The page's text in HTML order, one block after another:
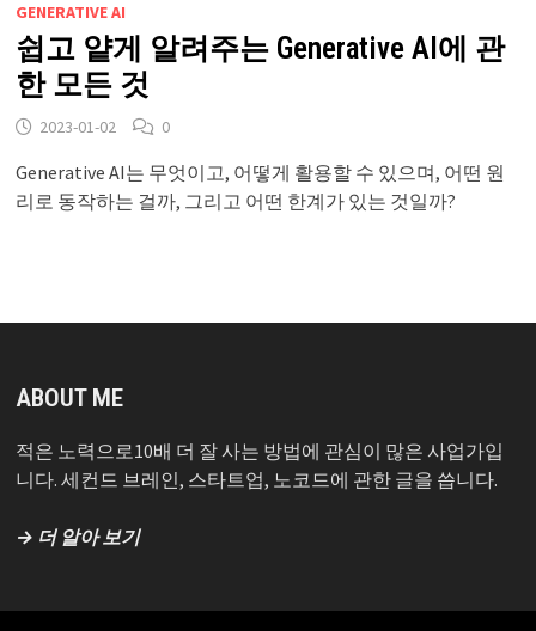
GENERATIVE AI
쉽고 얕게 알려주는 Generative AI에 관
한 모든 것
2023-01-02 0
Generative AI는 무엇이고, 어떻게 활용할 수 있으며, 어떤 원
리로 동작하는 걸까, 그리고 어떤 한계가 있는 것일까?
ABOUT ME
적은 노력으로10배 더 잘 사는 방법에 관심이 많은 사업가입
니다. 세컨드 브레인, 스타트업, 노코드에 관한 글을 씁니다.
→ 더 알아 보기